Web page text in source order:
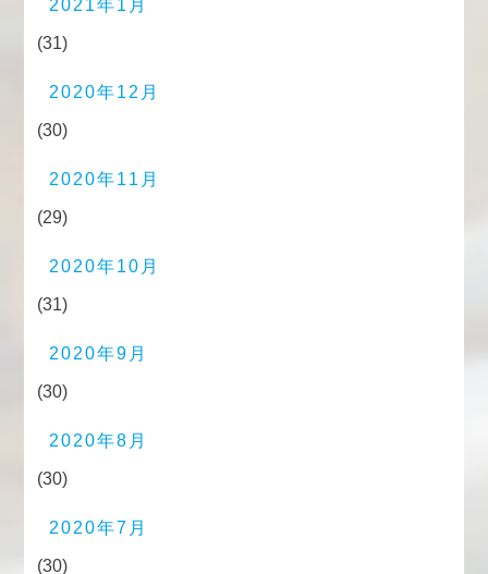
2021年1月
(31)
2020年12月
(30)
2020年11月
(29)
2020年10月
(31)
2020年9月
(30)
2020年8月
(30)
2020年7月
(30)